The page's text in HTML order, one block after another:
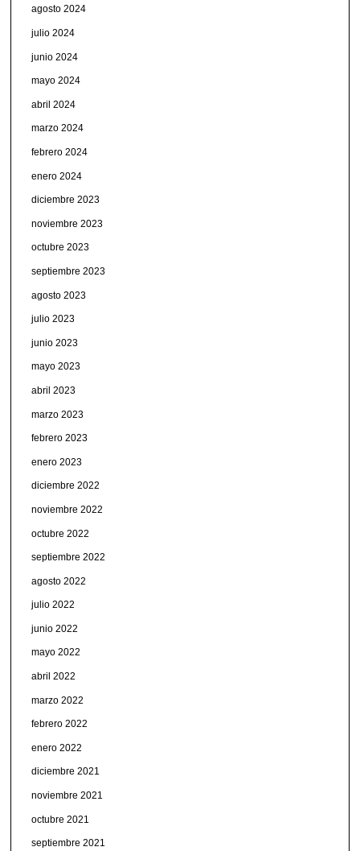
agosto 2024
julio 2024
junio 2024
mayo 2024
abril 2024
marzo 2024
febrero 2024
enero 2024
diciembre 2023
noviembre 2023
octubre 2023
septiembre 2023
agosto 2023
julio 2023
junio 2023
mayo 2023
abril 2023
marzo 2023
febrero 2023
enero 2023
diciembre 2022
noviembre 2022
octubre 2022
septiembre 2022
agosto 2022
julio 2022
junio 2022
mayo 2022
abril 2022
marzo 2022
febrero 2022
enero 2022
diciembre 2021
noviembre 2021
octubre 2021
septiembre 2021